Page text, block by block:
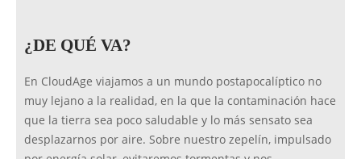
¿DE QUÉ VA?
En CloudAge viajamos a un mundo postapocalíptico no
muy lejano a la realidad, en la que la contaminación hace
que la tierra sea poco saludable y lo más sensato sea
desplazarnos por aire. Sobre nuestro zepelín, impulsado